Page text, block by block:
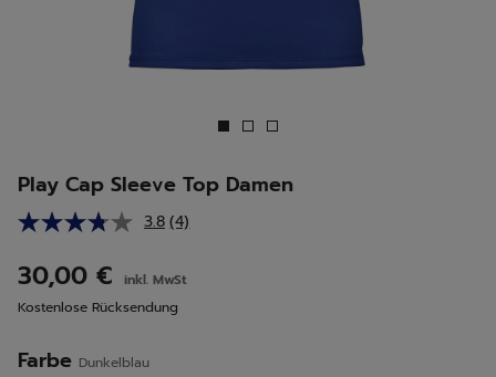
Play Cap Sleeve Top Damen
3.8 4
Link
auf
derselben
(4)
30,00 €
inkl. MwSt
Kostenlose Rücksendung
Farbe Dunkelblau